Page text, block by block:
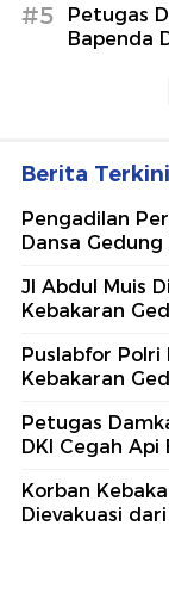
#5
Petugas
Bapenda
Berita Terkini
Pengadilan
Dansa
Jl Abdul Muis
Kebakaran
Puslabfor
Kebakaran
Petugas
DKI Cegah Api
Korban
Dievakuasi